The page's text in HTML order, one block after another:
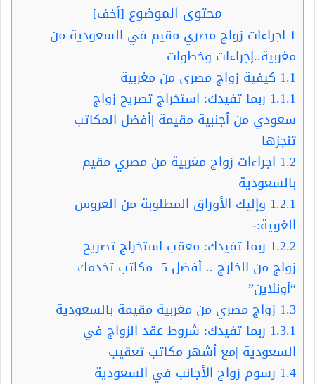
محتوى الموضوع [أخف]
1 اجراءات زواج مصري مقيم في السعودية من
مغربية..إجراءات وخطوات
1.1 كيفية زواج مصرى من مغربية
1.1.1 ربما تفيدك: استخراج تصريح زواج
سعودي من أجنبية مقيمة |أفضل المكاتب
تنجزها
1.2 اجراءات زواج مغربية من مصري مقيم
بالسعودية
1.2.1 وإليك الأوراق المطلوبة من العروس
الغربية:-
1.2.2 ربما تفيدك: معقب استخراج تصريح
زواج من الخارج .. أفضل 5 مكاتب تخدمك
“أونلاين”
1.3 زواج مصري من مغربية مقيمة بالسعودية
1.3.1 ربما تفيدك: شروط عقد الزواج في
السعودية |مع أشهر مكاتب تعقيب
1.4 رسوم زواج الأجانب في السعودية